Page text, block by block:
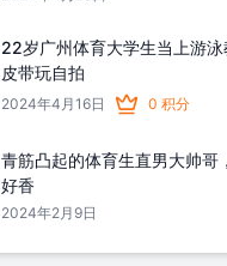
22岁广州体育大学生当上游
皮带玩自拍
2024年4月16日 0 积分
青筋凸起的体育生直男大帅哥
好香
2024年2月9日